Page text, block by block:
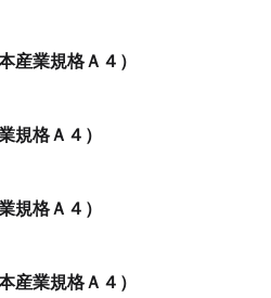
産業規格Ａ４）
規格Ａ４）
規格Ａ４）
産業規格Ａ４）